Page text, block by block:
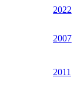
2022
2007
2011